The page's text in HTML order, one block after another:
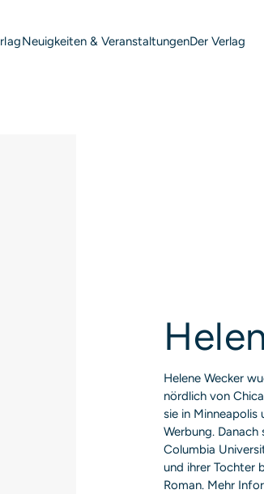
Neuigkeiten & VeranstaltungenDer Verlag
Helene Wecker
nördlich von
sie in Minneapolis
Werbung.
Columbia
und ihrer Tochter
Roman. Mehr